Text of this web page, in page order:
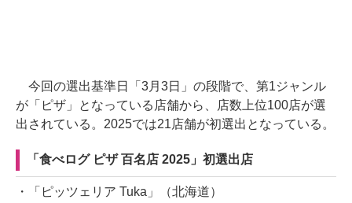
今回の選出基準日「3月3日」の段階で、第1ジャンル
が「ピザ」となっている店舗から、店数上位100店が選
出されている。2025では21店舗が初選出となっている。
「食べログ ピザ 百名店 2025」初選出店
・「ピッツェリア Tuka」（北海道）